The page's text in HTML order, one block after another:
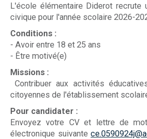
L'école élémentaire Diderot recrute
civique pour l'année scolaire 2026-
Conditions :
- Avoir entre 18 et 25 ans
- Être motivé(e)
Missions :
Contribuer aux activités
citoyennes de l'établissement
Pour candidater :
Envoyez votre CV et lettre de
électronique suivante